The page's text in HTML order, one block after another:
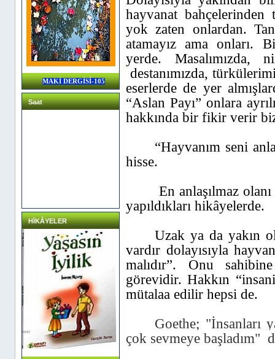
MAKİ DERGİSİ-105
Saat
HİKÂYELER
hayvanat bahçelerinden
yok zaten onlardan.
atamayız ama onları.
yerde.
Masalımızda,
destanımızda,
eserlerde de yer
“Aslan Payı” onlara
hakkında bir fikir verir
“Hayvanım seni
hisse.
En anlaşılmaz
yapıldıkları hikâyelerde.
Uzak ya da yakın
vardır dolayısıyla
malıdır”. Onu
görevidir. Hakkın
mütalaa edilir hepsi de.
Goethe; "İnsanları
çok sevmeye başladım"